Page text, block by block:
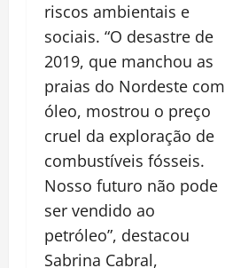
riscos ambientais e
sociais. “O desastre de
2019, que manchou as
praias do Nordeste com
óleo, mostrou o preço
cruel da exploração de
combustíveis fósseis.
Nosso futuro não pode
ser vendido ao
petróleo”, destacou
Sabrina Cabral,